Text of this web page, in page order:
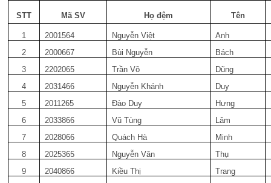
STT Mã SV Họ đệm Tên
1 2001564 Nguyễn Việt
Anh
2
2000667 Bùi Nguyễn
Bách
3
2202065 Trần Võ
Dũng
4
2031466 Nguyễn Khánh
Duy
5
2011265 Đào Duy
Hưng
6
2033866 Vũ Tùng
Lâm
7
2028066 Quách Hà
Minh
8
2025365 Nguyễn Văn
Thụ
9
2040866 Kiều Thị
Trang